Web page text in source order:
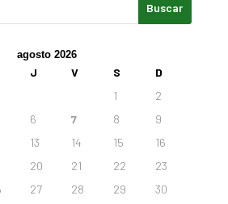
agosto 2026
J V S
D
1
2
6 7 8
9
13 14 15
16
20 21 22
23
27 28 29
30